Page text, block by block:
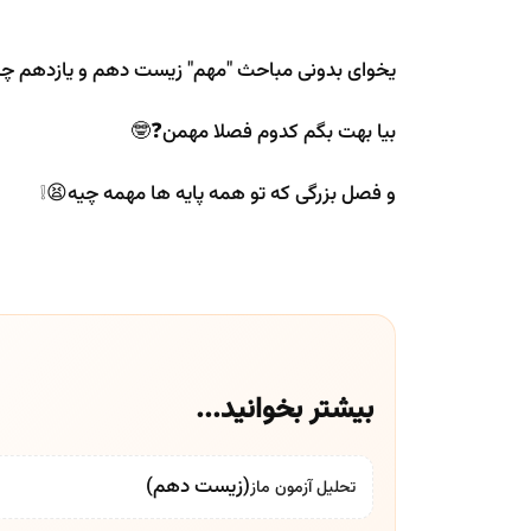
یخوای بدونی مباحث "مهم" زیست دهم و یازدهم
بیا بهت بگم کدوم فصلا مهمن❓🤓
و فصل بزرگی که تو همه پایه ها مهمه چیه😫❕
بیشتر بخوانید...
تحلیل آزمون ماز(زیست دهم)